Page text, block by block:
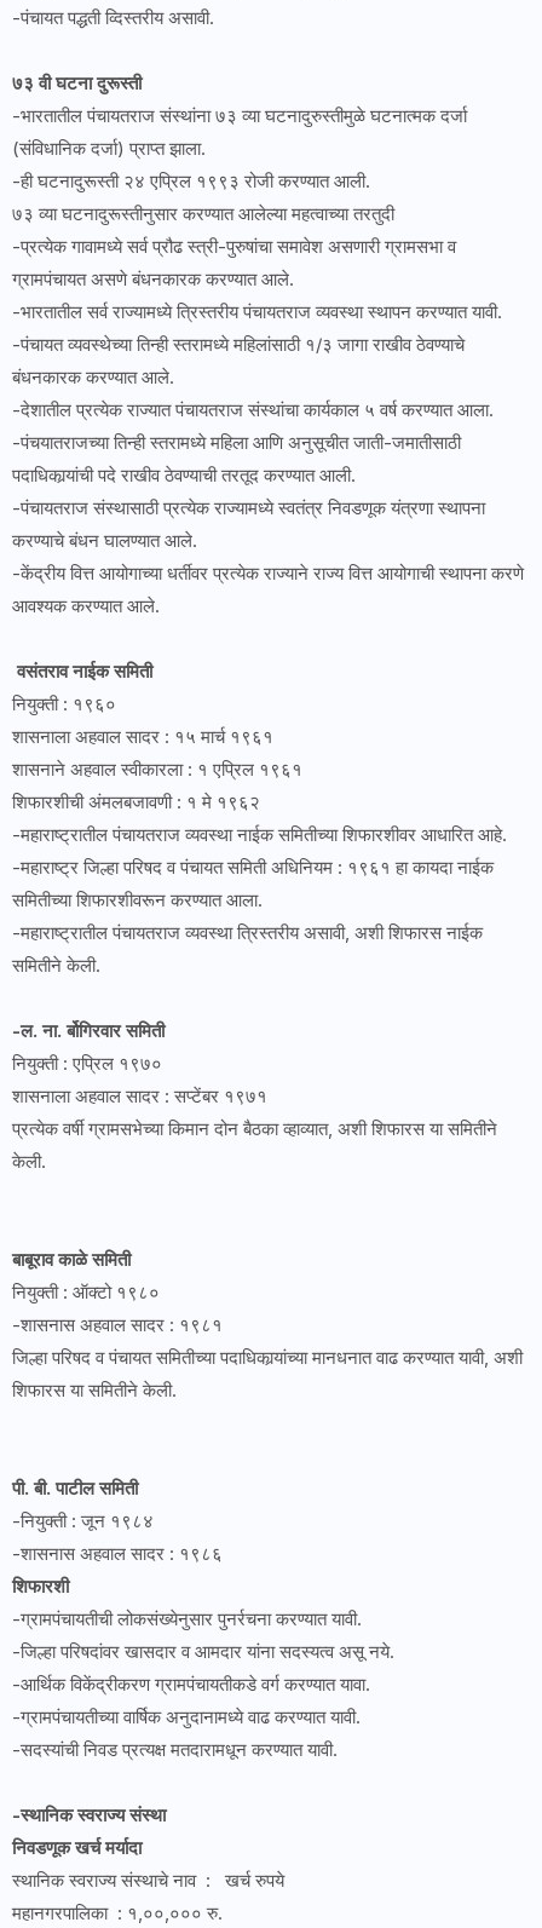
-पंचायत पद्धती व्दिस्तरीय असावी.
७३ वी घटना दुरूस्ती
-भारतातील पंचायतराज संस्थांना ७३ व्या घटनादुरुस्तीमुळे घटनात्मक दर्जा
(संविधानिक दर्जा) प्राप्त झाला.
-ही घटनादुरूस्ती २४ एप्रिल १९९३ रोजी करण्यात आली.
७३ व्या घटनादुरूस्तीनुसार करण्यात आलेल्या महत्वाच्या तरतुदी
-प्रत्येक गावामध्ये सर्व प्रौढ स्त्री-पुरुषांचा समावेश असणारी ग्रामसभा व
ग्रामपंचायत असणे बंधनकारक करण्यात आले.
-भारतातील सर्व राज्यामध्ये त्रिस्तरीय पंचायतराज व्यवस्था स्थापन करण्यात यावी.
-पंचायत व्यवस्थेच्या तिन्ही स्तरामध्ये महिलांसाठी १/३ जागा राखीव ठेवण्याचे
बंधनकारक करण्यात आले.
-देशातील प्रत्येक राज्यात पंचायतराज संस्थांचा कार्यकाल ५ वर्ष करण्यात आला.
-पंचयातराजच्या तिन्ही स्तरामध्ये महिला आणि अनुसूचीत जाती-जमातीसाठी
पदाधिकार्‍यांची पदे राखीव ठेवण्याची तरतूद करण्यात आली.
-पंचायतराज संस्थासाठी प्रत्येक राज्यामध्ये स्वतंत्र निवडणूक यंत्रणा स्थापना
करण्याचे बंधन घालण्यात आले.
-केंद्रीय वित्त आयोगाच्या धर्तीवर प्रत्येक राज्याने राज्य वित्त आयोगाची स्थापना करणे
आवश्यक करण्यात आले.
वसंतराव नाईक समिती
नियुक्ती : १९६०
शासनाला अहवाल सादर : १५ मार्च १९६१
शासनाने अहवाल स्वीकारला : १ एप्रिल १९६१
शिफारशीची अंमलबजावणी : १ मे १९६२
-महाराष्ट्रातील पंचायतराज व्यवस्था नाईक समितीच्या शिफारशीवर आधारित आहे.
-महाराष्ट्र जिल्हा परिषद व पंचायत समिती अधिनियम : १९६१ हा कायदा नाईक
समितीच्या शिफारशीवरून करण्यात आला.
-महाराष्ट्रातील पंचायतराज व्यवस्था त्रिस्तरीय असावी, अशी शिफारस नाईक
समितीने केली.
-ल. ना. र्बोगिरवार समिती
नियुक्ती : एप्रिल १९७०
शासनाला अहवाल सादर : सप्टेंबर १९७१
प्रत्येक वर्षी ग्रामसभेच्या किमान दोन बैठका व्हाव्यात, अशी शिफारस या समितीने
केली.
बाबूराव काळे समिती
नियुक्ती : ऑक्टो १९८०
-शासनास अहवाल सादर : १९८१
जिल्हा परिषद व पंचायत समितीच्या पदाधिकार्‍यांच्या मानधनात वाढ करण्यात यावी, अशी
शिफारस या समितीने केली.
पी. बी. पाटील समिती
-नियुक्ती : जून १९८४
-शासनास अहवाल सादर : १९८६
शिफारशी
-ग्रामपंचायतीची लोकसंख्येनुसार पुनर्रचना करण्यात यावी.
-जिल्हा परिषदांवर खासदार व आमदार यांना सदस्यत्व असू नये.
-आर्थिक विकेंद्रीकरण ग्रामपंचायतीकडे वर्ग करण्यात यावा.
-ग्रामपंचायतीच्या वार्षिक अनुदानामध्ये वाढ करण्यात यावी.
-सदस्यांची निवड प्रत्यक्ष मतदारामधून करण्यात यावी.
-स्थानिक स्वराज्य संस्था
निवडणूक खर्च मर्यादा
स्थानिक स्वराज्य संस्थाचे नाव : खर्च रुपये
महानगरपालिका : १,००,००० रु.